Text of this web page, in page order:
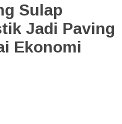
Sulap
Jadi Paving
Ekonomi